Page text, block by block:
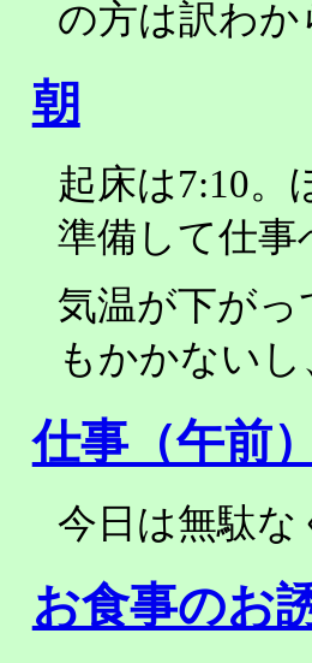
の方は訳わ
朝
起床は7:10。
準備して仕事
気温が下が
もかかない
仕事（午前）
今日は無駄
お食事のお